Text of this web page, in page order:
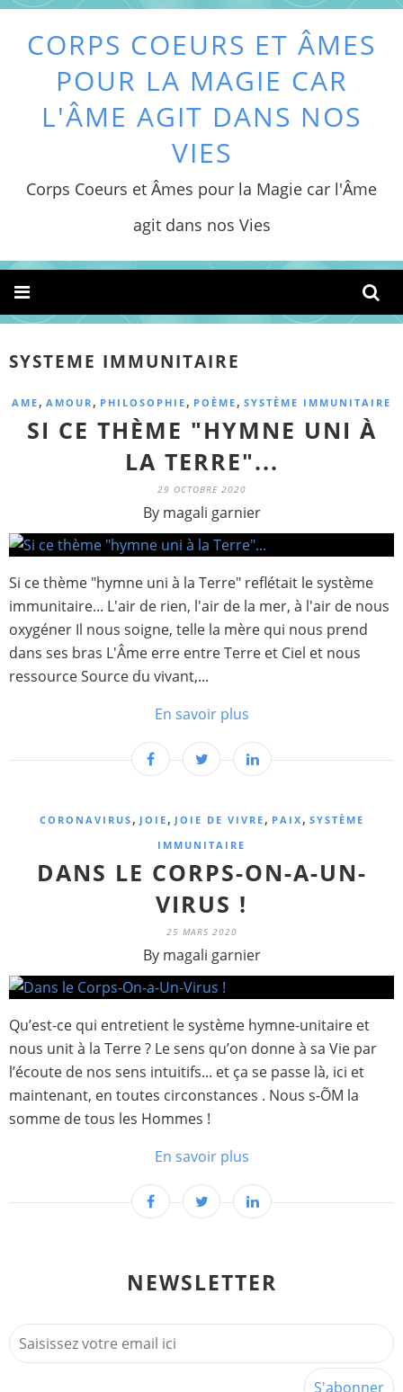
CORPS COEURS ET ÂMES
POUR LA MAGIE CAR
L'ÂME AGIT DANS NOS
VIES
Corps Coeurs et Âmes pour la Magie car l'Âme
agit dans nos Vies
SYSTEME IMMUNITAIRE
AME, AMOUR, PHILOSOPHIE, POÈME, SYSTÈME IMMUNITAIRE
SI CE THÈME "HYMNE UNI À
LA TERRE"...
29 OCTOBRE 2020
By magali garnier
Si ce thème "hymne uni à la Terre" reflétait le système
immunitaire... L'air de rien, l'air de la mer, à l'air de nous
oxygéner Il nous soigne, telle la mère qui nous prend
dans ses bras L'Âme erre entre Terre et Ciel et nous
ressource Source du vivant,...
En savoir plus
CORONAVIRUS,JOIE,JOIE DE VIVRE, PAIX, SYSTÈME
IMMUNITAIRE
DANS LE CORPS-ON-A-UN-
VIRUS !
25 MARS 2020
By magali garnier
Qu’est-ce qui entretient le système hymne-unitaire et
nous unit à la Terre ? Le sens qu’on donne à sa Vie par
l’écoute de nos sens intuitifs... et ça se passe là, ici et
maintenant, en toutes circonstances . Nous s-ÕM la
somme de tous les Hommes !
En savoir plus
NEWSLETTER